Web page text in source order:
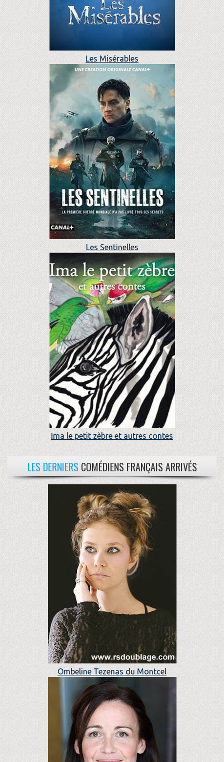
Les Misérables
Les Sentinelles
Ima le petit zèbre et autres contes
LES DERNIERS COMÉDIENS FRANÇAIS ARRIVÉS
Ombeline Tezenas du Montcel